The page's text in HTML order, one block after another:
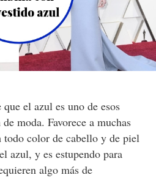
el azul es uno de esos
moda. Favorece a muchas
todo color de cabello y de piel
azul, y es estupendo para
algo más de